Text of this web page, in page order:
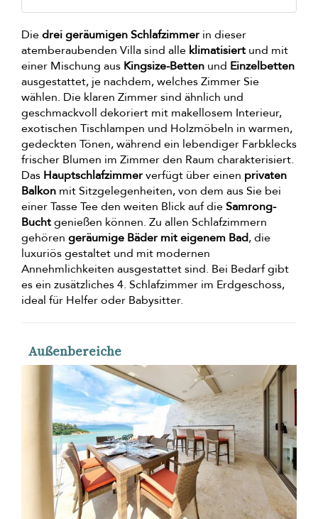
Diedrei geräumigen Schlafzimmer in dieser
atemberaubenden Villa sind alle klimatisiert und mit
einer Mischung aus Kingsize-Betten und Einzelbetten
ausgestattet, je nachdem, welches Zimmer Sie
wählen. Die klaren Zimmer sind ähnlich und
geschmackvoll dekoriert mit makellosem Interieur,
exotischen Tischlampen und Holzmöbeln in warmen,
gedeckten Tönen, während ein lebendiger Farbklecks
frischer Blumen im Zimmer den Raum charakterisiert.
Das Hauptschlafzimmerverfügt über einen privaten
Balkon mit Sitzgelegenheiten, von dem aus Sie bei
einer Tasse Tee den weiten Blick auf dieSamrong-
Buchtgenießen können. Zu allen Schlafzimmern
gehören geräumige Bäder mit eigenem Bad, die
luxuriös gestaltet und mit modernen
Annehmlichkeiten ausgestattet sind. Bei Bedarf gibt
es ein zusätzliches 4. Schlafzimmer im Erdgeschoss,
ideal für Helfer oder Babysitter.
Außenbereiche